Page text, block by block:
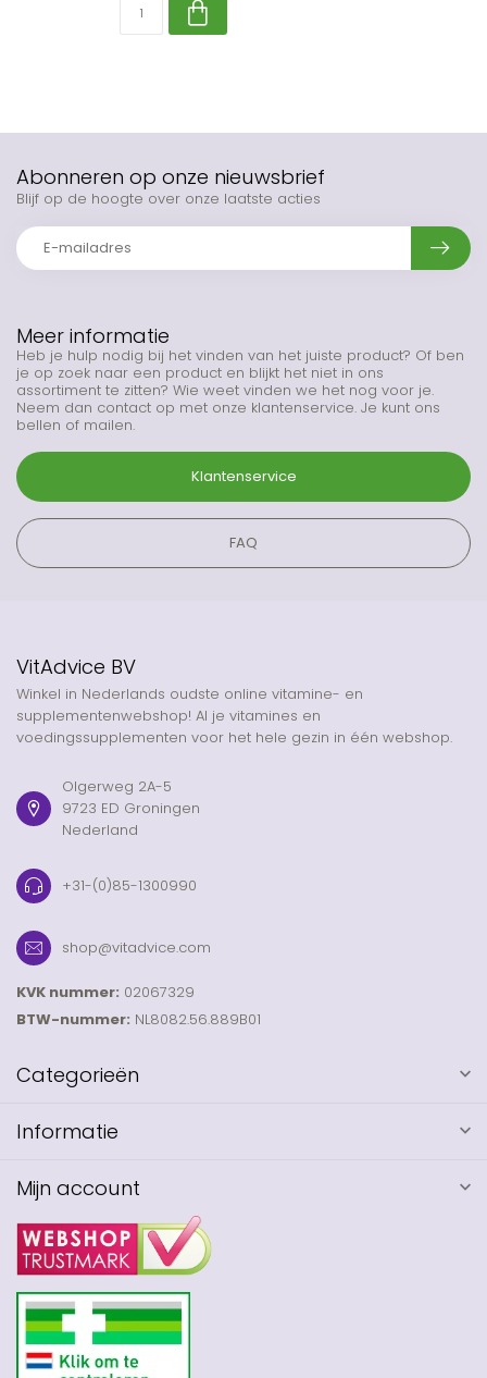
Meer informatie
Heb je hulp nodig bij het vinden van het juiste product? Of ben
je op zoek naar een product en blijkt het niet in ons
assortiment te zitten? Wie weet vinden we het nog voor je.
Neem dan contact op met onze klantenservice. Je kunt ons
bellen of mailen.
Klantenservice
FAQ
Abonneren op onze nieuwsbrief
Blijf op de hoogte over onze laatste acties
VitAdvice BV
Winkel in Nederlands oudste online vitamine- en
supplementenwebshop! Al je vitamines en
voedingssupplementen voor het hele gezin in één webshop.
Olgerweg 2A-5
9723 ED Groningen
Nederland
+31-(0)85-1300990
shop@vitadvice.com
KVK nummer: 02067329
BTW-nummer: NL8082.56.889B01
Categorieën
Informatie
Mijn account